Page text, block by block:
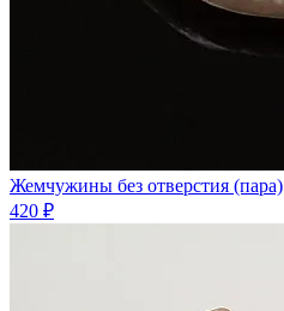
Жемчужины без отверстия (пара)
420 ₽